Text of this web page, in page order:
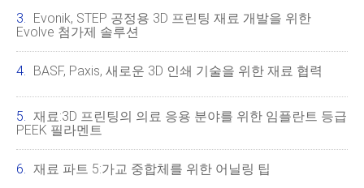
Evonik, STEP 공정용 3D 프린팅 재료 개발을 위한
Evolve 첨가제 솔루션
BASF, Paxis, 새로운 3D 인쇄 기술을 위한 재료 협력
재료:3D 프린팅의 의료 응용 분야를 위한 임플란트 등급
PEEK 필라멘트
재료 파트 5:가교 중합체를 위한 어닐링 팁